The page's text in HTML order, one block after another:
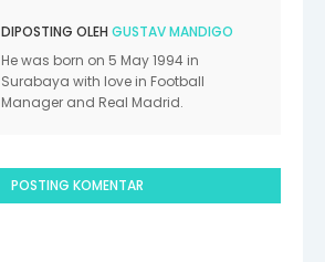
DIPOSTING OLEH GUSTAV MANDIGO
He was born on 5 May 1994 in
Surabaya with love in Football
Manager and Real Madrid.
POSTING KOMENTAR